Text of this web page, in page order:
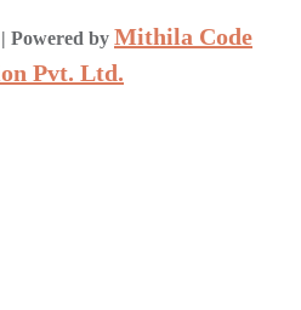
| Powered by Mithila Code
Pvt. Ltd.